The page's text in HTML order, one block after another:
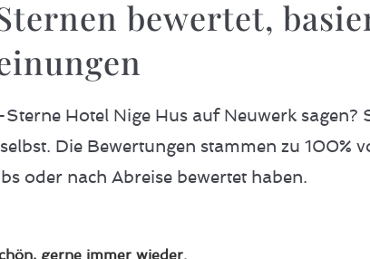
bewertet,
Hotel Nige Hus auf Neuwerk sagen?
Die Bewertungen stammen zu 100%
oder nach Abreise bewertet haben.
gerne immer wieder.